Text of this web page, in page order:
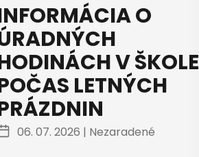
O
V ŠKOLE
LETNÝCH
06. 07. 2026 | Nezaradené